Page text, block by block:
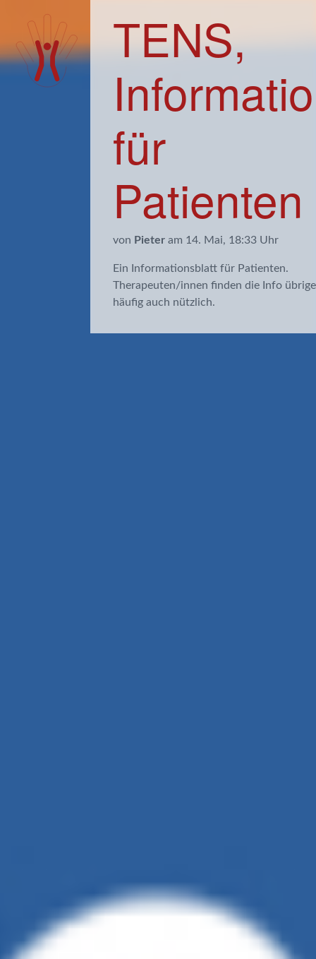
TENS,
für
Patienten
von Pieter am 14. Mai, 18:33 Uhr
Ein Informationsblatt für Patienten.
Therapeuten/innen finden die Info
häufig auch nützlich.